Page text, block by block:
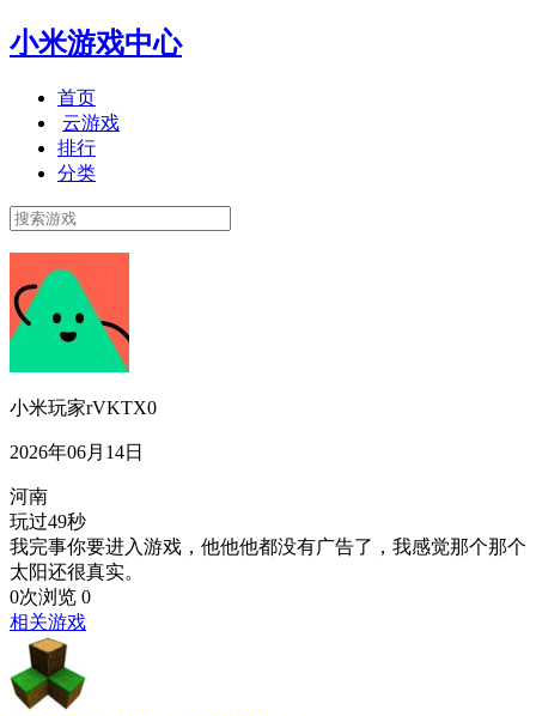
小米游戏中心
首页
云游戏
排行
分类
小米玩家rVKTX0
2026年06月14日
河南
玩过49秒
我完事你要进入游戏，他他他都没有广告了，我感觉那个那个
太阳还很真实。
0次浏览 0
相关游戏